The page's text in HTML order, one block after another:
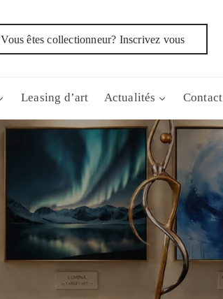
Vous êtes collectionneur? Inscrivez vous
Leasing d’art Actualités Contact